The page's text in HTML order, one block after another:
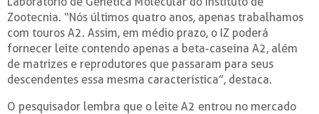
Zootecnia. “Nós últimos quatro anos, apenas trabalhamos
com touros A2. Assim, em médio prazo, o IZ poderá
fornecer leite contendo apenas a beta-caseína A2, além
de matrizes e reprodutores que passaram para seus
descendentes essa mesma característica”, destaca.
O pesquisador lembra que o leite A2 entrou no mercado